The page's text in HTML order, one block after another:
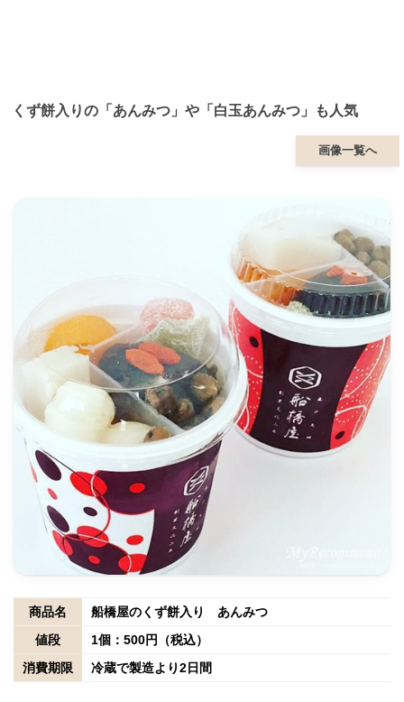
くず餅入りの「あんみつ」や「白玉あんみつ」も人気
画像一覧へ
商品名
船橋屋のくず餅入り あんみつ
値段
1個：500円（税込）
消費期限
冷蔵で製造より2日間